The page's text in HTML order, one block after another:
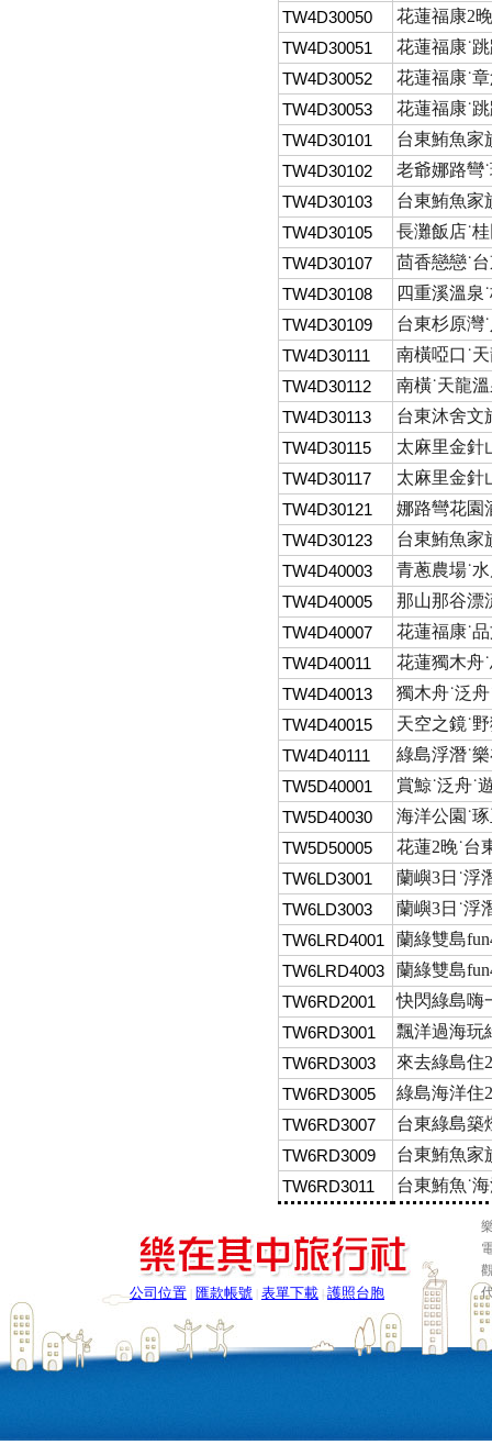
TW4D30050
花蓮福康2
TW4D30051
花蓮福康˙
TW4D30052
花蓮福康˙
TW4D30053
花蓮福康˙
TW4D30101
台東鮪魚家
TW4D30102
老爺娜路彎
TW4D30103
台東鮪魚家
TW4D30105
長灘飯店˙
TW4D30107
茴香戀戀˙
TW4D30108
四重溪溫泉
TW4D30109
台東杉原灣
TW4D30111
南橫啞口˙
TW4D30112
南橫˙天龍
TW4D30113
台東沐舍文
TW4D30115
太麻里金針
TW4D30117
太麻里金針
TW4D30121
娜路彎花園
TW4D30123
台東鮪魚家
TW4D40003
青蔥農場˙
TW4D40005
那山那谷漂
TW4D40007
花蓮福康˙
TW4D40011
花蓮獨木舟
TW4D40013
獨木舟˙泛
TW4D40015
天空之鏡˙
TW4D40111
綠島浮潛˙
TW5D40001
賞鯨˙泛舟˙
TW5D40030
海洋公園˙
TW5D50005
花蓮2晚˙台
TW6LD3001
蘭嶼3日˙浮
TW6LD3003
蘭嶼3日˙浮
TW6LRD4001
蘭綠雙島
TW6LRD4003
蘭綠雙島
TW6RD2001
快閃綠島嗨
TW6RD3001
飄洋過海玩
TW6RD3003
來去綠島住
TW6RD3005
綠島海洋住
TW6RD3007
台東綠島築
TW6RD3009
台東鮪魚家
TW6RD3011
台東鮪魚˙
公司位置 匯款帳號 表單下載 |護照台胞